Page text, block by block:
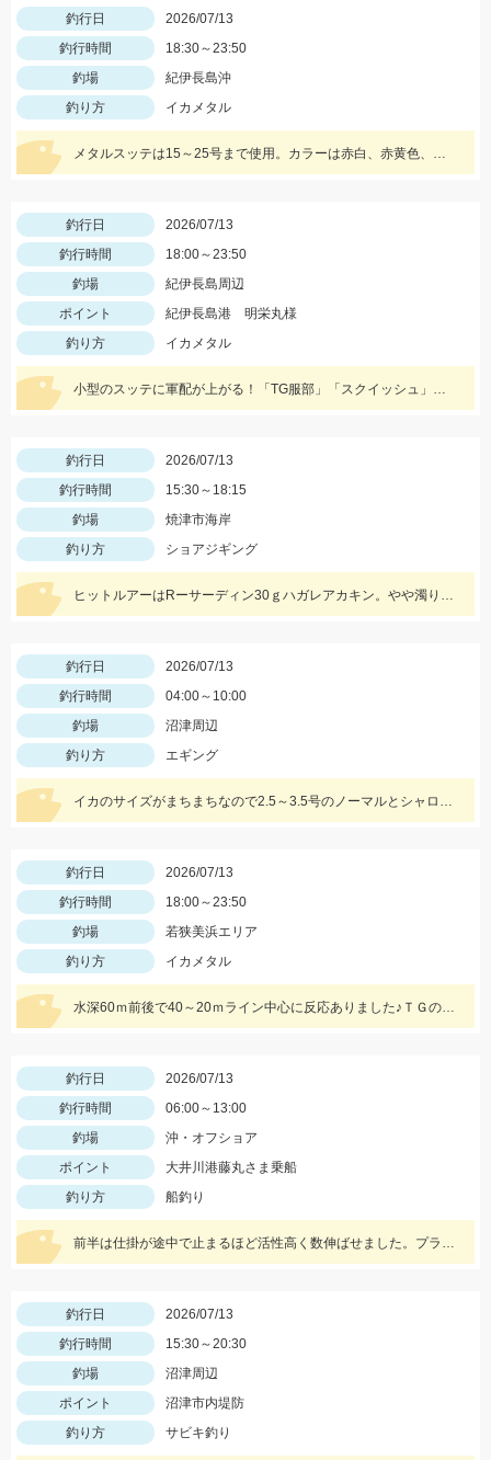
釣行日
2026/07/13
釣行時間
18:30～23:50
釣場
紀伊長島沖
釣り方
イカメタル
メタルスッテは15～25号まで使用。カラーは赤白、赤黄色、ゼブラ系に好反応でした。
釣行日
2026/07/13
釣行時間
18:00～23:50
釣場
紀伊長島周辺
ポイント
紀伊長島港 明栄丸様
釣り方
イカメタル
小型のスッテに軍配が上がる！「TG服部」「スクイッシュ」「イージースリム」で釣れました！
釣行日
2026/07/13
釣行時間
15:30～18:15
釣場
焼津市海岸
釣り方
ショアジギング
ヒットルアーはRーサーディン30ｇハガレアカキン。やや濁り気味なので赤金カラーが効果的でした！ダブルヒットもありましたよ♪
釣行日
2026/07/13
釣行時間
04:00～10:00
釣場
沼津周辺
釣り方
エギング
イカのサイズがまちまちなので2.5～3.5号のノーマルとシャロ―タイプを４色程度持って行きましょう。 今回はエギ王Ｋ3号 ムラチェでヒットでした。 ジグに付け替えれば青物や根魚も狙える絶好の季節です
釣行日
2026/07/13
釣行時間
18:00～23:50
釣場
若狭美浜エリア
釣り方
イカメタル
水深60ｍ前後で40～20ｍライン中心に反応ありました♪ＴＧの15号はマストで必要です♪
釣行日
2026/07/13
釣行時間
06:00～13:00
釣場
沖・オフショア
ポイント
大井川港藤丸さま乗船
釣り方
船釣り
前半は仕掛が途中で止まるほど活性高く数伸ばせました。プラヅノ18cmを使いました。
釣行日
2026/07/13
釣行時間
15:30～20:30
釣場
沼津周辺
ポイント
沼津市内堤防
釣り方
サビキ釣り